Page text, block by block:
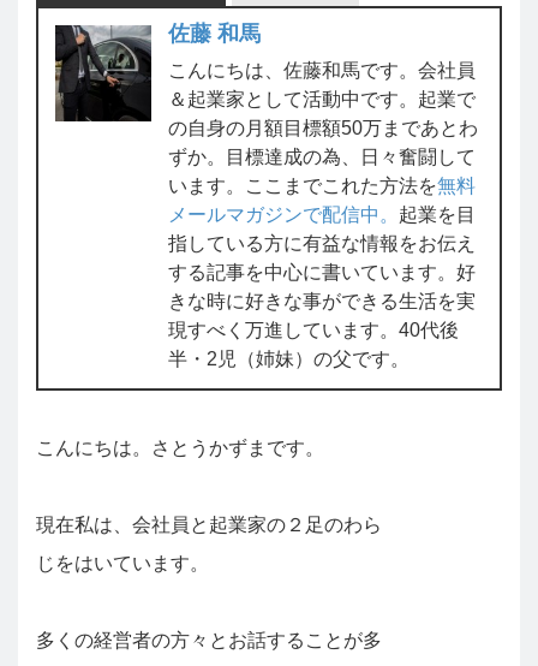
佐藤 和馬
こんにちは、佐藤和馬です。会社員
＆起業家として活動中です。起業で
の自身の月額目標額50万まであとわ
ずか。目標達成の為、日々奮闘して
います。ここまでこれた方法を無料
メールマガジンで配信中。 起業を目
指している方に有益な情報をお伝え
する記事を中心に書いています。好
きな時に好きな事ができる生活を実
現すべく万進しています。40代後
半・2児（姉妹）の父です。
こんにちは。さとうかずまです。
現在私は、会社員と起業家の２足のわら
じをはいています。
多くの経営者の方々とお話することが多